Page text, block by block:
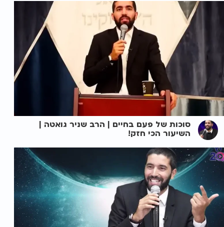
סוכות של פעם בחיים | הרב שניר גואטה |
השיעור הכי חזק!